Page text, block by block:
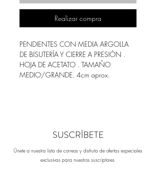
Realizar compra
PENDIENTES CON MEDIA ARGOLLA
DE BISUTERÍA Y CIERRE A PRESIÓN .
HOJA DE ACETATO . TAMAÑO
MEDIO/GRANDE. 4cm aprox.
SUSCRÍBETE
Únete a nuestra lista de correos y disfruta de ofertas especiales
exclusivas para nuestros suscriptores